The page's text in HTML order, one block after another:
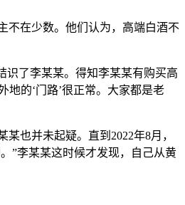
不在少数。他们认为，高端白酒不
识了李某某。得知李某某有购买高
地的‘门路’很正常。大家都是老
也并未起疑。直到2022年8月，
”李某某这时候才发现，自己从黄